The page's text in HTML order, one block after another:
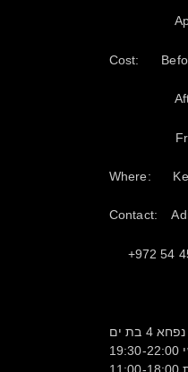
April 13
Cost:
After
Friday
Where:
Contact: Adi
+972 54